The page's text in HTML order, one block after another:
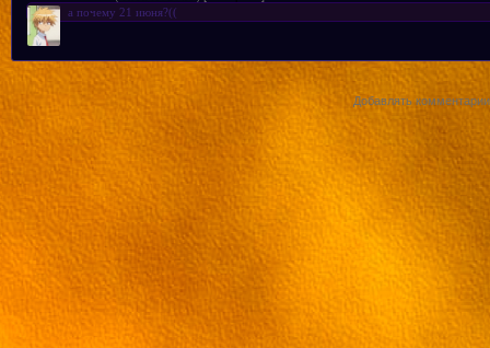
трафик]
а почему 21 июня?((
Добавлять